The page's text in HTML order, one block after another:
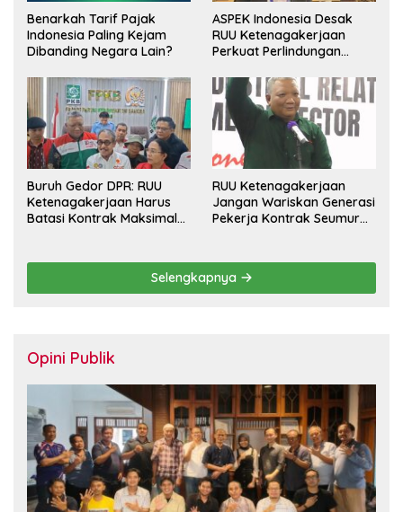
Benarkah Tarif Pajak
Indonesia Paling Kejam
Dibanding Negara Lain?
ASPEK Indonesia Desak
RUU Ketenagakerjaan
Perkuat Perlindungan
Pesangon
Buruh Gedor DPR: RUU
Ketenagakerjaan Harus
Batasi Kontrak Maksimal
RUU Ketenagakerjaan
Jangan Wariskan Generasi
Pekerja Kontrak Seumur
Selengkapnya
Opini Publik